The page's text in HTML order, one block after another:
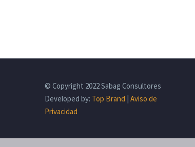
© Copyright 2022 Sabag Consultores
Developed by: Top Brand Aviso de
Privacidad